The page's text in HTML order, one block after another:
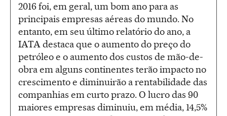
2016 foi, em geral, um bom ano para as
principais empresas aéreas do mundo. No
entanto, em seu último relatório do ano, a
IATA destaca que o aumento do preço do
petróleo e o aumento dos custos de mão-de-
obra em alguns continentes terão impacto no
crescimento e diminuirão a rentabilidade das
companhias em curto prazo. O lucro das 90
maiores empresas diminuiu, em média, 14,5%